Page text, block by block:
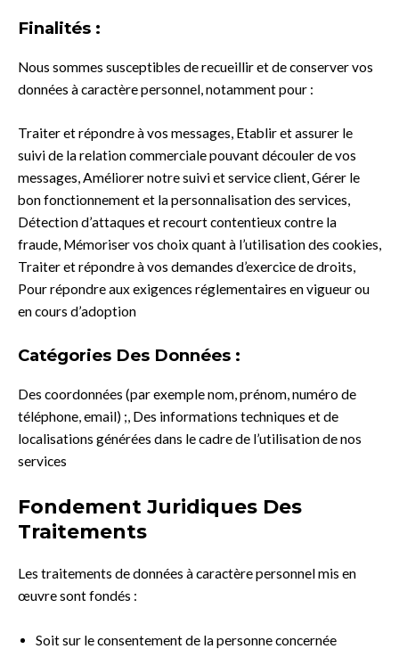
Finalités :
Nous sommes susceptibles de recueillir et de conserver vos
données à caractère personnel, notamment pour :
Traiter et répondre à vos messages, Etablir et assurer le
suivi de la relation commerciale pouvant découler de vos
messages, Améliorer notre suivi et service client, Gérer le
bon fonctionnement et la personnalisation des services,
Détection d’attaques et recourt contentieux contre la
fraude, Mémoriser vos choix quant à l’utilisation des cookies,
Traiter et répondre à vos demandes d’exercice de droits,
Pour répondre aux exigences réglementaires en vigueur ou
en cours d’adoption
Catégories Des Données :
Des coordonnées (par exemple nom, prénom, numéro de
téléphone, email) ;, Des informations techniques et de
localisations générées dans le cadre de l’utilisation de nos
services
Fondement Juridiques Des
Traitements
Les traitements de données à caractère personnel mis en
œuvre sont fondés :
Soit sur le consentement de la personne concernée